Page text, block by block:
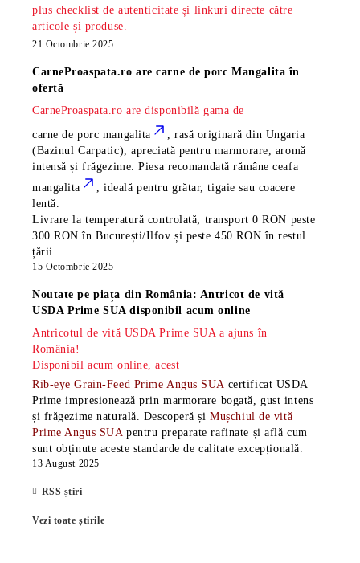
plus checklist de autenticitate și linkuri directe către
articole și produse.
21 Octombrie 2025
CarneProaspata.ro arecarne de porc Mangalita în
ofertă
CarneProaspata.ro are disponibilă gama de
carne de porc mangalita
, rasă originară din Ungaria
(Bazinul Carpatic), apreciată pentru marmorare, aromă
intensă și frăgezime. Piesa recomandată rămâneceafa
mangalita
, ideală pentru grătar, tigaie sau coacere
lentă.
Livrare la temperatură controlată; transport 0 RON peste
300 RON în București/Ilfov și peste 450 RON în restul
țării.
15 Octombrie 2025
Noutate pe piața din România: Antricot de vită
USDA Prime SUA disponibil acum online
Antricotul de vită USDA Prime SUA a ajuns în
România!
Disponibil acum online, acest
Rib-eye Grain-Feed Prime Angus SUA certificat USDA
Prime impresionează prin marmorare bogată, gust intens
și frăgezime naturală. Descoperă șiMușchiul de vită
Prime Angus SUA pentru preparate rafinate și află cum
sunt obținute aceste standarde de calitate excepțională.
13 August 2025
RSS știri
Vezi toate știrile